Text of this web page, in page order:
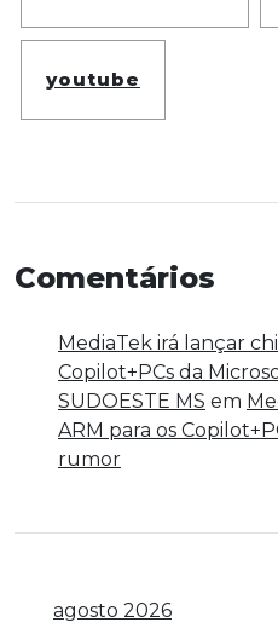
youtube
Comentários
MediaTek irá lançar
Copilot+PCs da
SUDOESTE MS em
ARM para os
rumor
agosto 2026